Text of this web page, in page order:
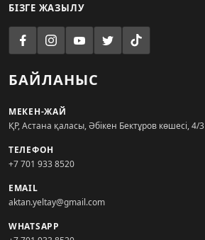
БІЗГЕ ЖАЗЫЛУ
БАЙЛАНЫС
МЕКЕН-ЖАЙ
ҚР, Астана қаласы, Әбікен Бектұров көшесі, 4/3
ТЕЛЕФОН
+7 701 933 8520
EMAIL
aktan.yeltay@gmail.com
WHATSAPP